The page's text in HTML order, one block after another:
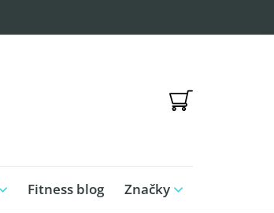
NÁKUPNÍ
Fitness blog Značky